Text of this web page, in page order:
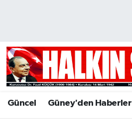
Güncel Güney'den Haberler
Hava Durumu
Trafik Durumu